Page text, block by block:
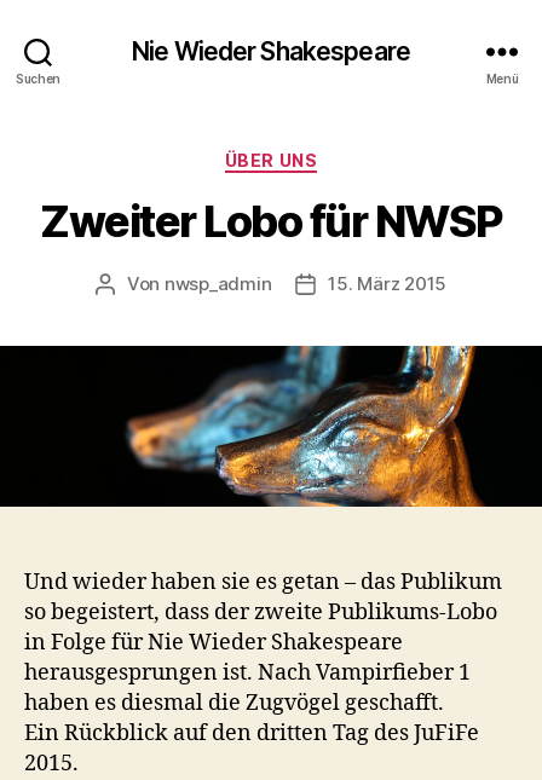
Suchen
Nie Wieder Shakespeare
Menü
Kategorien
ÜBER UNS
Zweiter Lobo für NWSP
Beitragsautor
Von nwsp_admin Beitragsdatum
15. März 2015
Und wieder haben sie es getan – das Publikum
so begeistert, dass der zweite Publikums-Lobo
in Folge für Nie Wieder Shakespeare
herausgesprungen ist. Nach Vampirfieber 1
haben es diesmal die Zugvögel geschafft.
Ein Rückblick auf den dritten Tag des JuFiFe
2015.